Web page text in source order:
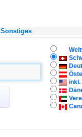
Sonstiges
inkl.